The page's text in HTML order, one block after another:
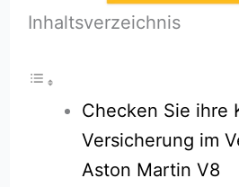
Inhaltsverzeichnis
Checken Sie ihre
Versicherung im
Aston Martin V8